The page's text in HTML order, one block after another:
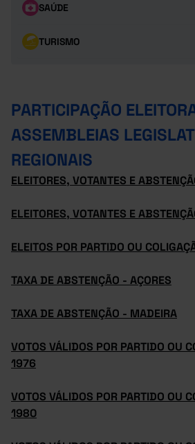
SAÚDE
TURISMO
PARTICIPAÇÃO
ASSEMBLEIAS
REGIONAIS
ELEITORES, VOTANTES E
ELEITORES, VOTANTES E
ELEITOS POR PARTIDO OU
TAXA DE ABSTENÇÃO - AÇORES
TAXA DE ABSTENÇÃO - MADEIRA
VOTOS VÁLIDOS POR PARTIDO OU
1976
VOTOS VÁLIDOS POR PARTIDO OU
1980